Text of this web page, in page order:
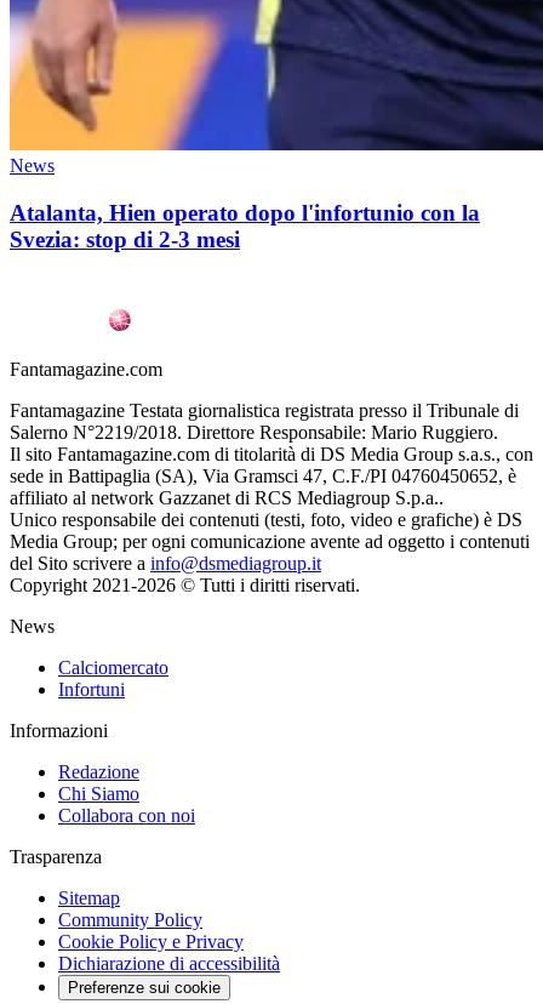
News
Atalanta, Hien operato dopo l'infortunio con la
Svezia: stop di 2-3 mesi
Fantamagazine.com
Fantamagazine Testata giornalistica registrata presso il Tribunale di
Salerno N°2219/2018. Direttore Responsabile: Mario Ruggiero.
Il sito Fantamagazine.com di titolarità di DS Media Group s.a.s., con
sede in Battipaglia (SA), Via Gramsci 47, C.F./PI 04760450652, è
affiliato al network Gazzanet di RCS Mediagroup S.p.a..
Unico responsabile dei contenuti (testi, foto, video e grafiche) è DS
Media Group; per ogni comunicazione avente ad oggetto i contenuti
del Sito scrivere a info@dsmediagroup.it
Copyright 2021-2026 © Tutti i diritti riservati.
News
Calciomercato
Infortuni
Informazioni
Redazione
Chi Siamo
Collabora con noi
Trasparenza
Sitemap
Community Policy
Cookie Policy e Privacy
Dichiarazione di accessibilità
Preferenze sui cookie